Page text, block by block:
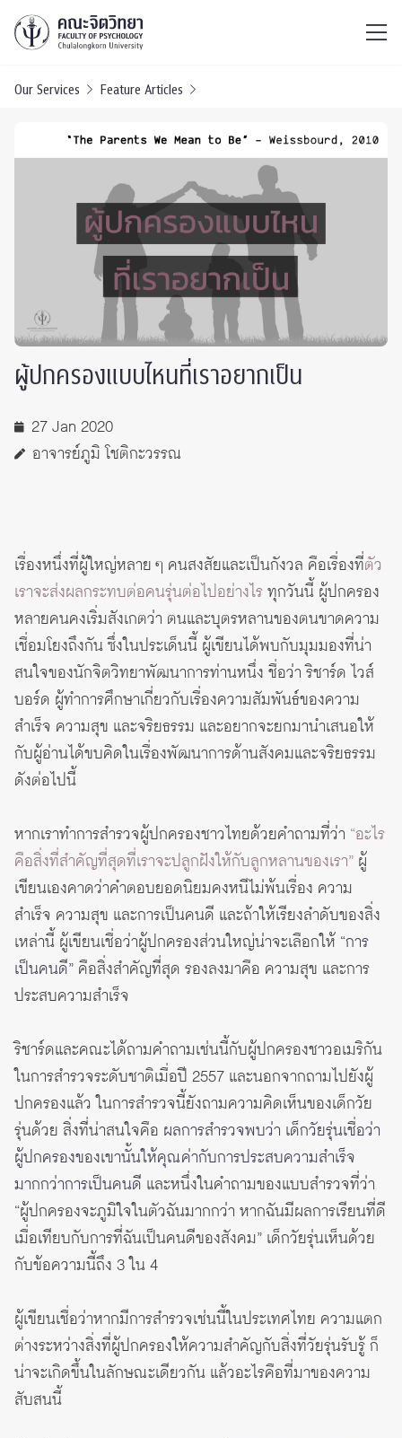
Our Services Feature Articles
ผู้ปกครองแบบไหนที่เราอยากเป็น
27 Jan 2020
อาจารย์ภูมิ โชติกะวรรณ
เรื่องหนึ่งที่ผู้ใหญ่หลาย ๆ คนสงสัยและเป็นกังวล คือเรื่องที่ตัว
เราจะส่งผลกระทบต่อคนรุ่นต่อไปอย่างไรทุกวันนี้ ผู้ปกครอง
หลายคนคงเริ่มสังเกตว่า ตนและบุตรหลานของตนขาดความ
เชื่อมโยงถึงกัน ซึ่งในประเด็นนี้ ผู้เขียนได้พบกับมุมมองที่น่า
สนใจของนักจิตวิทยาพัฒนาการท่านหนึ่ง ชื่อว่า ริชาร์ด ไวส์
บอร์ด ผู้ทำการศึกษาเกี่ยวกับเรื่องความสัมพันธ์ของความ
สำเร็จ ความสุข และจริยธรรม และอยากจะยกมานำเสนอให้
กับผู้อ่านได้ขบคิดในเรื่องพัฒนาการด้านสังคมและจริยธรรม
ดังต่อไปนี้
หากเราทำการสำรวจผู้ปกครองชาวไทยด้วยคำถามที่ว่า “อะไร
คือสิ่งที่สำคัญที่สุดที่เราจะปลูกฝังให้กับลูกหลานของเรา” ผู้
เขียนเองคาดว่าคำตอบยอดนิยมคงหนีไม่พ้นเรื่อง ความ
สำเร็จ ความสุข และการเป็นคนดี และถ้าให้เรียงลำดับของสิ่ง
เหล่านี้ ผู้เขียนเชื่อว่าผู้ปกครองส่วนใหญ่น่าจะเลือกให้ “การ
เป็นคนดี” คือสิ่งสำคัญที่สุด รองลงมาคือ ความสุข และการ
ประสบความสำเร็จ
ริชาร์ดและคณะได้ถามคำถามเช่นนี้กับผู้ปกครองชาวอเมริกัน
ในการสำรวจระดับชาติเมื่อปี 2557 และนอกจากถามไปยังผู้
ปกครองแล้ว ในการสำรวจนี้ยังถามความคิดเห็นของเด็กวัย
รุ่นด้วย สิ่งที่น่าสนใจคือ ผลการสำรวจพบว่า เด็กวัยรุ่นเชื่อว่า
ผู้ปกครองของเขานั้นให้คุณค่ากับการประสบความสำเร็จ
มากกว่าการเป็นคนดี และหนึ่งในคำถามของแบบสำรวจที่ว่า
“ผู้ปกครองจะภูมิใจในตัวฉันมากกว่า หากฉันมีผลการเรียนที่ดี
เมื่อเทียบกับการที่ฉันเป็นคนดีของสังคม” เด็กวัยรุ่นเห็นด้วย
กับข้อความนี้ถึง 3 ใน 4
ผู้เขียนเชื่อว่าหากมีการสำรวจเช่นนี้ในประเทศไทย ความแตก
ต่างระหว่างสิ่งที่ผู้ปกครองให้ความสำคัญกับสิ่งที่วัยรุ่นรับรู้ ก็
น่าจะเกิดขึ้นในลักษณะเดียวกัน แล้วอะไรคือที่มาของความ
สับสนนี้